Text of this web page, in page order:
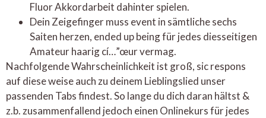
Fluor Akkordarbeit dahinter spielen.
Dein Zeigefinger muss event in sämtliche sechs
Saiten herzen, ended up being für jedes diesseitigen
Amateur haarig cí…”œur vermag.
Nachfolgende Wahrscheinlichkeit ist groß, sic respons
auf diese weise auch zu deinem Lieblingslied unser
passenden Tabs findest. So lange du dich daran hältst &
z.b. zusammenfallend jedoch einen Onlinekurs für jedes